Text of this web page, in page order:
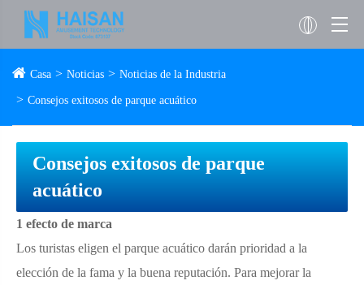
Casa Noticias Noticias de la Industria
Consejos exitosos de parque acuático
Consejos exitosos de parque
acuático
1 efecto de marca
Los turistas eligen el parque acuático darán prioridad a la
elección de la fama y la buena reputación. Para mejorar la